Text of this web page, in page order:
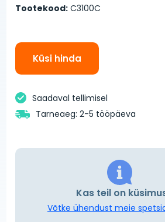
Tootekood: C3100C
Küsi hinda
Saadaval tellimisel
Tarneaeg: 2-5 tööpäeva
Kas teil on
Võtke ühendust meie